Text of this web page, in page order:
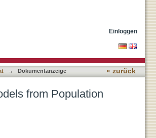
Einloggen
→ Dokumentanzeige « zurück
from Population